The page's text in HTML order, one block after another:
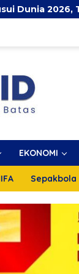
Makassar
EKONOMI
Sepakbola